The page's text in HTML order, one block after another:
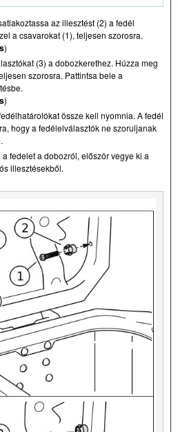
az illesztést (2) a fedél
a csavarokat (1), teljesen szorosra.
)
(3) a dobozkerethez. Húzza meg
szorosra. Pattintsa bele a
)
össze kell nyomnia. A fedél
hogy a fedélelválasztók ne szoruljanak
fedelet a dobozról, először vegye ki a
illesztésekből.